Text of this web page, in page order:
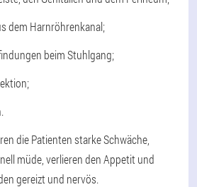
dem Harnröhrenkanal;
beim Stuhlgang;
die Patienten starke Schwäche,
müde, verlieren den Appetit und
gereizt und nervös.